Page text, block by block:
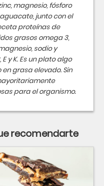
magnesio, fósforo
aguacate, junto con el
proteínas de
grasos omega 3,
sodio y
E y K. Es un plato algo
grasa elevado. Sin
para el organismo.
recomendarte